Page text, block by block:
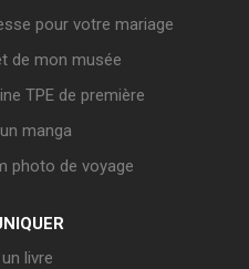
pour votre mariage
de mon musée
TPE de première
manga
photo de voyage
livre